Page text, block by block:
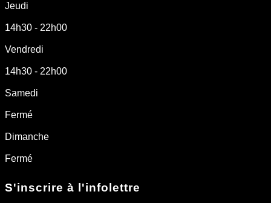
Jeudi
14h30 - 22h00
Vendredi
14h30 - 22h00
Samedi
Fermé
Dimanche
Fermé
S'inscrire à l'infolettre